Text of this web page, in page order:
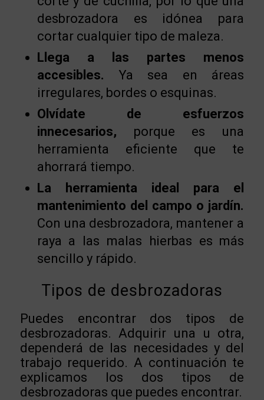
desbrozadora es idónea para
cortar cualquier tipo de maleza.
Llega a las partes menos
accesibles. Ya sea en áreas
irregulares, bordes o esquinas.
Olvídate de esfuerzos
innecesarios, porque es una
herramienta eficiente que te
ahorrará tiempo.
La herramienta ideal para el
mantenimiento del campo o jardín.
Con una desbrozadora, mantener a
raya a las malas hierbas es más
sencillo y rápido.
Tipos de desbrozadoras
Puedes encontrar dos tipos de
desbrozadoras. Adquirir una u otra,
dependerá de las necesidades y del
trabajo requerido. A continuación te
explicamos los dos tipos de
desbrozadoras que puedes encontrar.